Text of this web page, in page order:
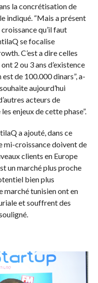
la concrétisation de
indiqué. “Mais a présent
qu’il faut
se focalise
C’est a dire celles
2 ou 3 ans d’existence
de 100.000 dinars”, a-
aujourd’hui
acteurs de
enjeux de cette phase”.
a ajouté, dans ce
mi-croissance doivent de
clients en Europe
un marché plus proche
bien plus
marché tunisien ont en
et souffrent des